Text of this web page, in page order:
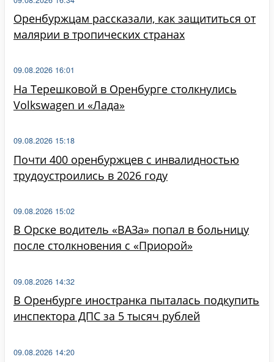
Оренбуржцам рассказали, как защититься от
малярии в тропических странах
На Терешковой в Оренбурге столкнулись
Volkswagen и «Лада»
09.08.2026 16:01
Почти 400 оренбуржцев с инвалидностью
трудоустроились в 2026 году
09.08.2026 15:18
В Орске водитель «ВАЗа» попал в больницу
после столкновения с «Приорой»
09.08.2026 15:02
В Оренбурге иностранка пыталась подкупить
инспектора ДПС за 5 тысяч рублей
09.08.2026 14:32
09.08.2026 14:20